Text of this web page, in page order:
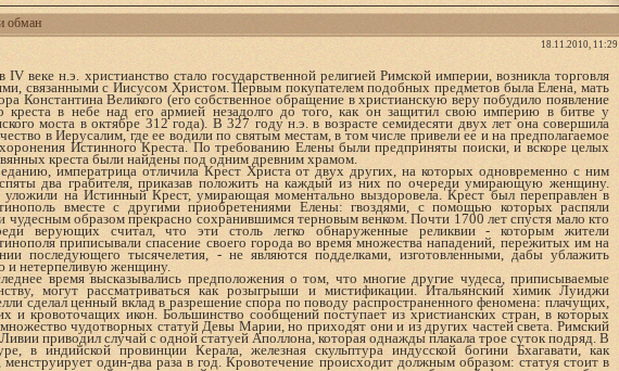
обман
18.11.2010, 11:29
IV веке н.э. христианство стало государственной религией Римской империи, возникла торговля
связанными с Иисусом Христом. Первым покупателем подобных предметов была Елена, мать
Константина Великого (его собственное обращение в христианскую веру побудило появление
креста в небе над его армией незадолго до того, как он защитил свою империю в битве у
моста в октябре 312 года). В 327 году н.э. в возрасте семидесяти двух лет она совершила
в Иерусалим, где ее водили по святым местам, в том числе привели ее и на предполагаемое
Истинного Креста. По требованию Елены были предприняты поиски, и вскоре целых
креста были найдены под одним древним храмом.
императрица отличила Крест Христа от двух других, на которых одновременно с ним
два грабителя, приказав положить на каждый из них по очереди умирающую женщину.
уложили на Истинный Крест, умирающая моментально выздоровела. Крест был переправлен в
вместе с другими приобретениями Елены: гвоздями, с помощью которых распяли
чудесным образом прекрасно сохранившимся терновым венком. Почти 1700 лет спустя мало кто
верующих считал, что эти столь легко обнаруженные реликвии - которым жители
приписывали спасение своего города во время множества нападений, пережитых им на
последующего тысячелетия, - не являются подделками, изготовленными, дабы ублажить
и нетерпеливую женщину.
время высказывались предположения о том, что многие другие чудеса, приписываемые
могут рассматриваться как розыгрыши и мистификации. Итальянский химик Луиджи
сделал ценный вклад в разрешение спора по поводу распространенного феномена: плачущих,
и кровоточащих икон. Большинство сообщений поступает из христианских стран, в которых
чудотворных статуй Девы Марии, но приходят они и из других частей света. Римский
приводил случай с одной статуей Аполлона, которая однажды плакала трое суток подряд. В
в индийской провинции Керала, железная скульптура индусской богини Бхагавати, как
менструирует один-два раза в год. Кровотечение происходит должным образом: статуя стоит в